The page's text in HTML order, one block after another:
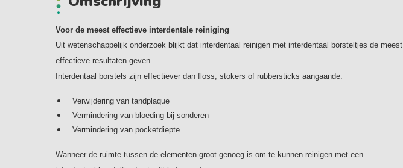
Voor de meest effectieve interdentale reiniging
Uit wetenschappelijk onderzoek blijkt dat interdentaal reinigen met interdentaal borsteltjes de meest
effectieve resultaten geven.
Interdentaal borstels zijn effectiever dan floss, stokers of rubbersticks aangaande:
Verwijdering van tandplaque
Vermindering van bloeding bij sonderen
Vermindering van pocketdiepte
Wanneer de ruimte tussen de elementen groot genoeg is om te kunnen reinigen met een